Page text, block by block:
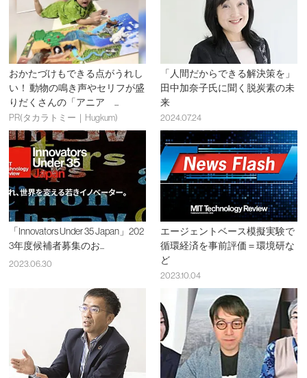
おかたづけもできる点がうれし
い！ 動物の鳴き声やセリフが盛
りだくさんの「アニア ...
PR(タカラトミー｜Hugkum)
「人間だからできる解決策を」
田中加奈子氏に聞く脱炭素の未
来
2024.07.24
「Innovators Under 35 Japan」202
3年度候補者募集のお...
2023.06.30
エージェントベース模擬実験で
循環経済を事前評価＝環境研な
ど
2023.10.04